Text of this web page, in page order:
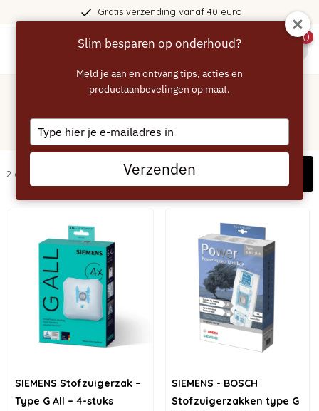
Gratis verzending vanaf 40 euro
0
Siemens/Stofzuiger
een voordelige prijs
2 artikelen
SIEMENS Stofzuigerzak –
Type G All – 4-stuks
SIEMENS - BOSCH
Stofzuigerzakken type G
Slim besparen op onderhoud?
Meld je aan en ontvang tips, acties en
productaanbevelingen op maat.
Type
your
email
Verzenden